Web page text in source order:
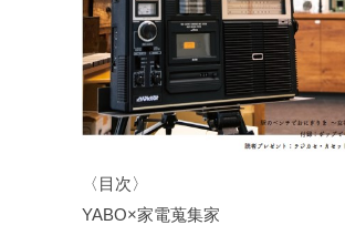
〈目次〉
YABO×家電蒐集家